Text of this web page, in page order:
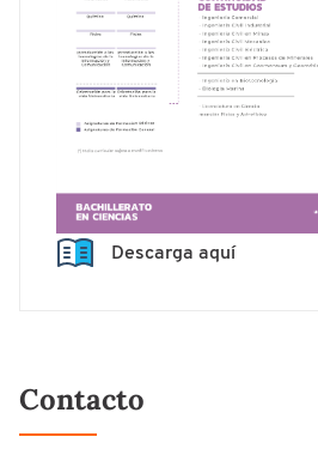
Descarga aquí
Contacto